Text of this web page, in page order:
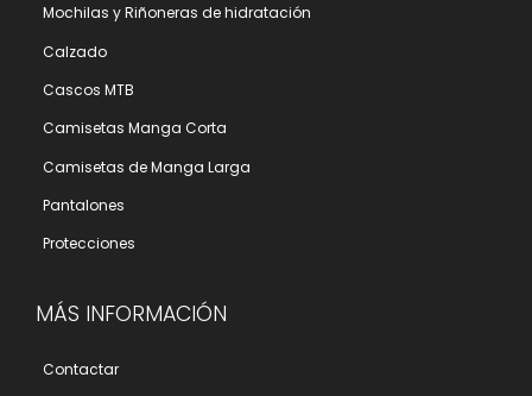
Mochilas y Riñoneras de hidratación
Calzado
Cascos MTB
Camisetas Manga Corta
Camisetas de Manga Larga
Pantalones
Protecciones
MÁS INFORMACIÓN
Contactar